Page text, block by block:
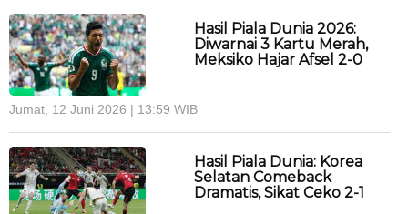
Hasil Piala Dunia 2026:
Diwarnai 3 Kartu Merah,
Meksiko Hajar Afsel 2-0
Jumat, 12 Juni 2026 | 13:59 WIB
Hasil Piala Dunia: Korea
Selatan Comeback
Dramatis, Sikat Ceko 2-1